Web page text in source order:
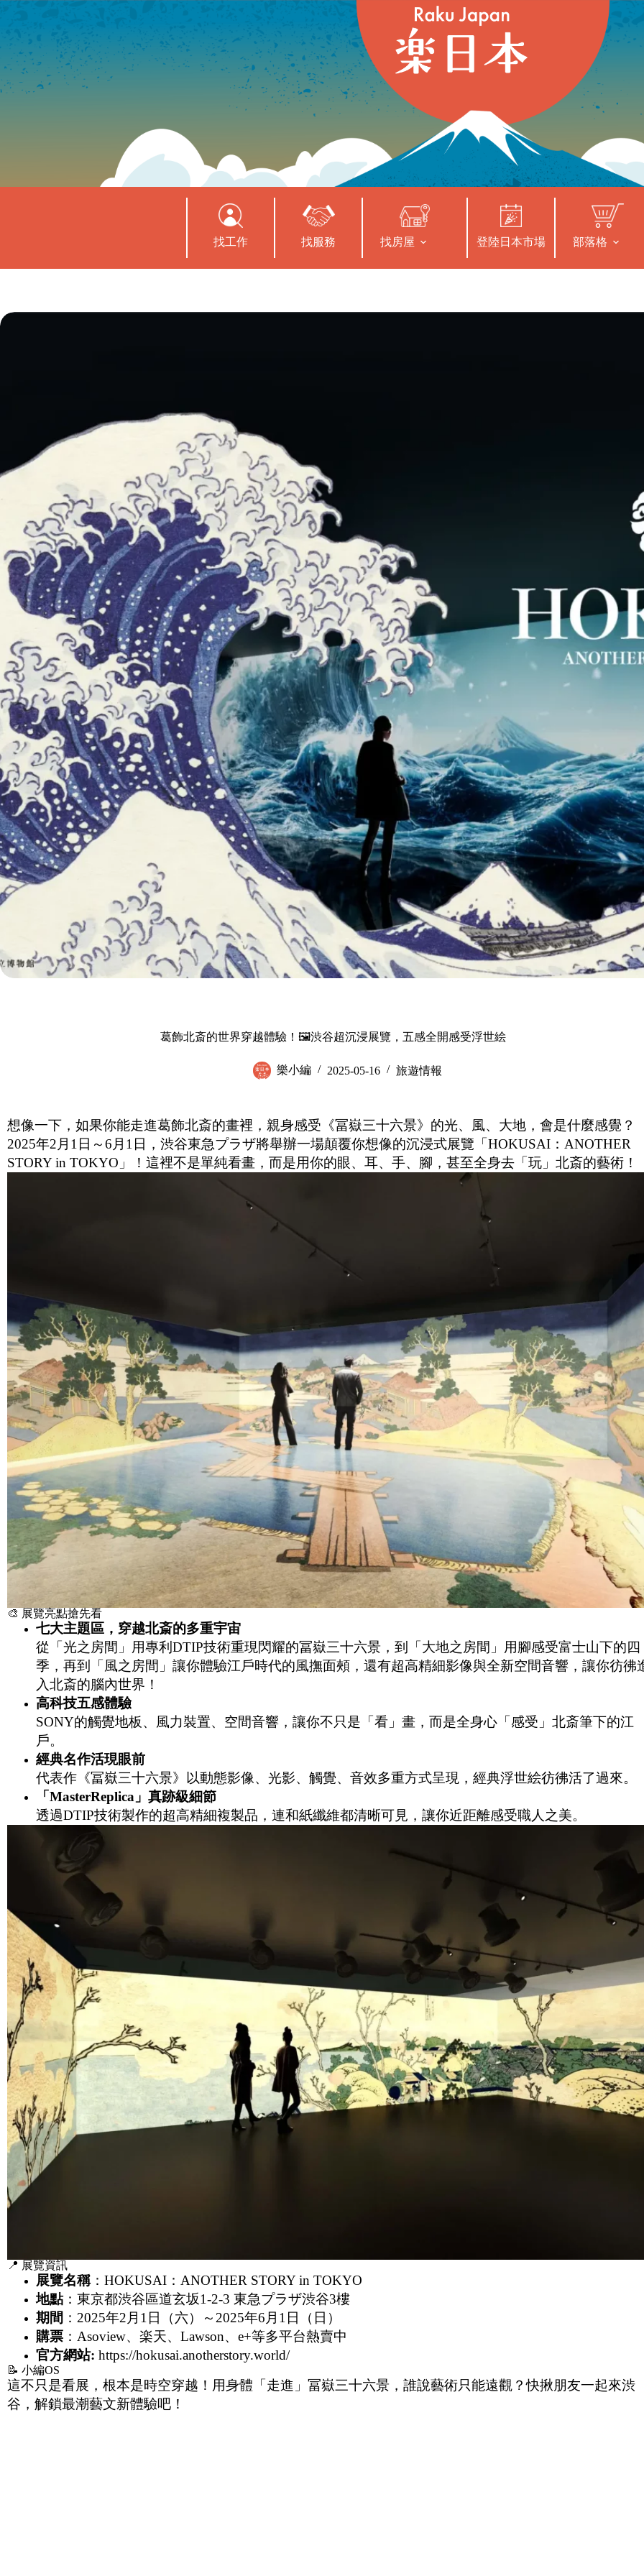
找工作 找服務 找房屋 登陸日本市場 部落格
葛飾北斎的世界穿越體驗！🖼️渋谷超沉浸展覽，五感全開感受浮世絵
樂小編 2025-05-16 旅遊情報
想像一下，如果你能走進葛飾北斎的畫裡，親身感受《冨嶽三十六景》的光、風、大地，會是什麼感覺？
2025年2月1日～6月1日，渋谷東急プラザ將舉辦一場顛覆你想像的沉浸式展覽「HOKUSAI：ANOTHER
STORY in TOKYO」！這裡不是單純看畫，而是用你的眼、耳、手、腳，甚至全身去「玩」北斎的藝術！
🎨 展覽亮點搶先看
七大主題區，穿越北斎的多重宇宙
從「光之房間」用專利DTIP技術重現閃耀的冨嶽三十六景，到「大地之房間」用腳感受富士山下的四
季，再到「風之房間」讓你體驗江戶時代的風撫面頰，還有超高精細影像與全新空間音響，讓你彷彿
入北斎的腦內世界！
高科技五感體驗
SONY的觸覺地板、風力裝置、空間音響，讓你不只是「看」畫，而是全身心「感受」北斎筆下的江
戶。
經典名作活現眼前
代表作《冨嶽三十六景》以動態影像、光影、觸覺、音效多重方式呈現，經典浮世絵彷彿活了過來。
「MasterReplica 」真跡級細節
透過DTIP技術製作的超高精細複製品，連和紙纖維都清晰可見，讓你近距離感受職人之美。
📍 展覽資訊
展覽名稱：HOKUSAI：ANOTHER STORY in TOKYO
地點：東京都渋谷區道玄坂1-2-3 東急プラザ渋谷3樓
期間 ：2025年2月1日（六）～2025年6月1日（日）
購票 ：Asoview、楽天、Lawson、e+等多平台熱賣中
官方網站: https://hokusai.anotherstory.world/
📝 小編OS
這不只是看展，根本是時空穿越！用身體「走進」冨嶽三十六景，誰說藝術只能遠觀？快揪朋友一起來渋
谷，解鎖最潮藝文新體驗吧！